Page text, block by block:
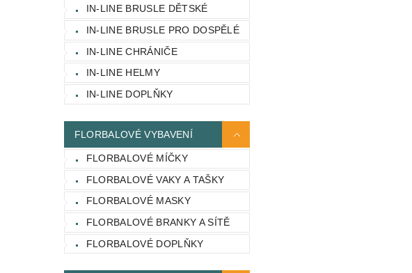
IN-LINE BRUSLE DĚTSKÉ
IN-LINE BRUSLE PRO DOSPĚLÉ
IN-LINE CHRÁNIČE
IN-LINE HELMY
IN-LINE DOPLŇKY
FLORBALOVÉ VYBAVENÍ
FLORBALOVÉ MÍČKY
FLORBALOVÉ VAKY A TAŠKY
FLORBALOVÉ MASKY
FLORBALOVÉ BRANKY A SÍTĚ
FLORBALOVÉ DOPLŇKY